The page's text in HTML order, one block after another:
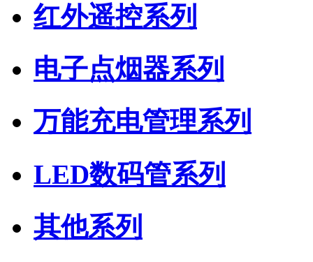
红外遥控系列
电子点烟器系列
万能充电管理系列
LED数码管系列
其他系列